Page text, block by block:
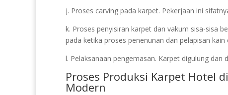
j. Proses carving pada karpet. Pekerjaan ini
k. Proses penyisiran karpet dan vakum sisa-sisa
pada ketika proses penenunan dan pelapisan
l. Pelaksanaan pengemasan. Karpet digulung
Proses Produksi Karpet Hotel
Modern